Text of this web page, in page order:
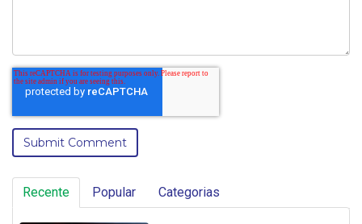
Recente Popular Categorias